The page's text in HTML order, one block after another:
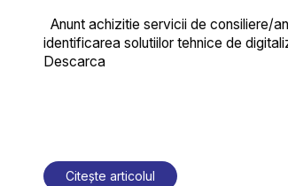
Anunt achizitie servicii de consiliere/
identificarea solutiilor tehnice de
Descarca
Citește articolul